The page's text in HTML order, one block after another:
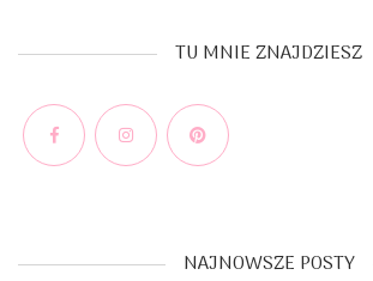
TU MNIE ZNAJDZIESZ
NAJNOWSZE POSTY